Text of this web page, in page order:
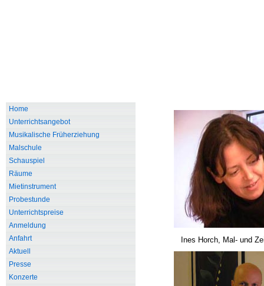
Home
Unterrichtsangebot
Musikalische Früherziehung
Malschule
Schauspiel
Räume
Mietinstrument
Probestunde
Unterrichtspreise
Anmeldung
Anfahrt
Aktuell
Presse
Konzerte
Ines Horch, Mal- und